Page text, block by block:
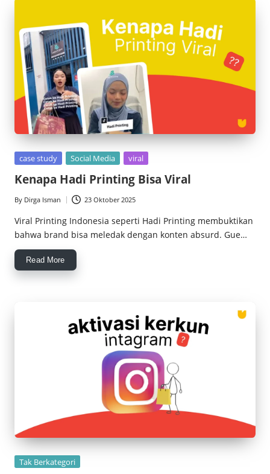
Posted
case study Social Media viral
Kenapa Hadi Printing Bisa Viral
Posted
by
By Dirga Isman 23 Oktober 2025
Viral Printing Indonesia seperti Hadi Printing membuktikan
bahwa brand bisa meledak dengan konten absurd. Gue…
Read More
Posted
Tak Berkategori